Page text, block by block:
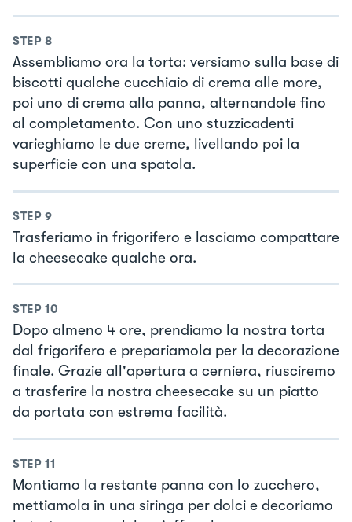
STEP 8
Assembliamo ora la torta: versiamo sulla base di
biscotti qualche cucchiaio di crema alle more,
poi uno di crema alla panna, alternandole fino
al completamento. Con uno stuzzicadenti
varieghiamo le due creme, livellando poi la
superficie con una spatola.
STEP 9
Trasferiamo in frigorifero e lasciamo compattare
la cheesecake qualche ora.
STEP 10
Dopo almeno 4 ore, prendiamo la nostra torta
dal frigorifero e prepariamola per la decorazione
finale. Grazie all'apertura a cerniera, riusciremo
a trasferire la nostra cheesecake su un piatto
da portata con estrema facilità.
STEP 11
Montiamo la restante panna con lo zucchero,
mettiamola in una siringa per dolci e decoriamo